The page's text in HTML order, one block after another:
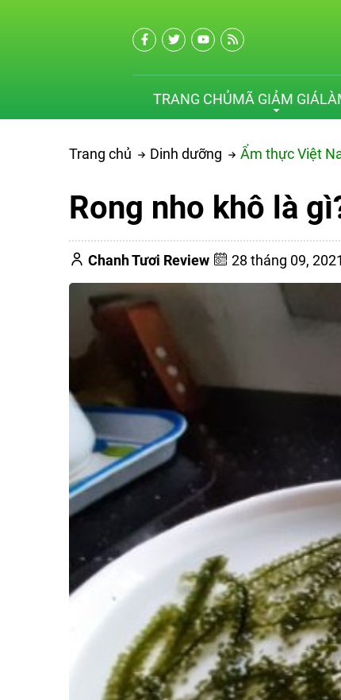
TRANG CHỦMÃ GIẢM GIÁ
Trang chủ Dinh dưỡng Ẩm thực Việt
Rong nho khô là
Chanh Tươi Review 28 tháng 09,